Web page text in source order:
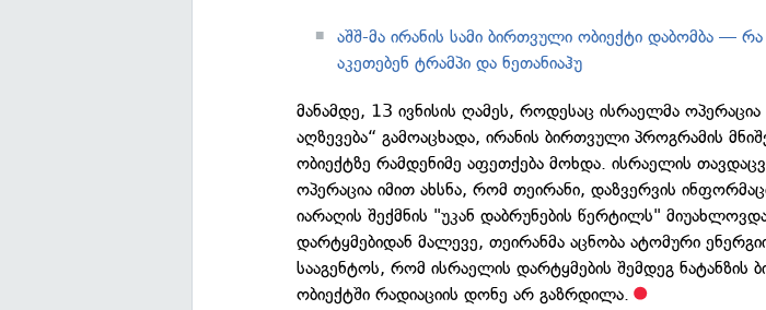
აშშ-მა ირანის სამი ბირთვული ობიექტი დაბომბა —
აკეთებენ ტრამპი და ნეთანიაჰუ
მანამდე, 13 ივნისის ღამეს, როდესაც ისრაელმა
აღზევება“ გამოაცხადა, ირანის ბირთვული პროგრამის
ობიექტზე რამდენიმე აფეთქება მოხდა. ისრაელის
ოპერაცია იმით ახსნა, რომ თეირანი, დაზვერვის
იარაღის შექმნის "უკან დაბრუნების წერტილს"
დარტყმებიდან მალევე, თეირანმა აცნობა ატომური
სააგენტოს, რომ ისრაელის დარტყმების შემდეგ ნატანზის
ობიექტში რადიაციის დონე არ გაზრდილა.